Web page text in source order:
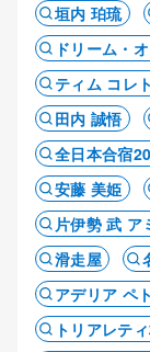
垣内 珀琉
ドリーム・
ティム コレ
田内 誠悟
全日本合宿
安藤 美姫
片伊勢 武 ア
滑走屋
アデリア ペ
トリアレテ